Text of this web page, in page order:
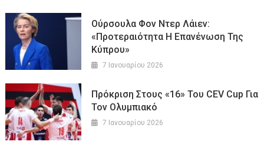
Ούρσουλα Φον Ντερ Λάιεν:
«Προτεραιότητα Η Επανένωση Της
Κύπρου»
7 Ιανουαρίου 2026
Πρόκριση Στους «16» Του CEV Cup Για
Τον Ολυμπιακό
7 Ιανουαρίου 2026